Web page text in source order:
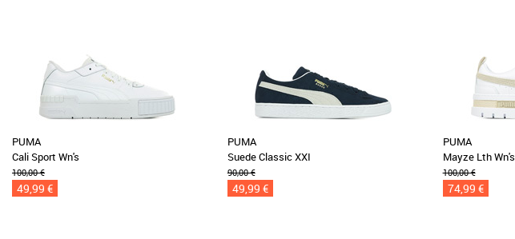
PUMA
Cali Sport Wn's
100,00 €
49,99 €
PUMA
Suede Classic XXI
90,00 €
49,99 €
PUMA
Mayze Lth Wn's
100,00 €
74,99 €